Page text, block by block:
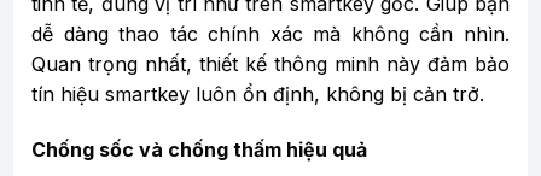
dễ dàng thao tác chính xác mà không cần nhìn.
Quan trọng nhất, thiết kế thông minh này đảm bảo
tín hiệu smartkey luôn ổn định, không bị cản trở.
Chống sốc và chống thấm hiệu quả